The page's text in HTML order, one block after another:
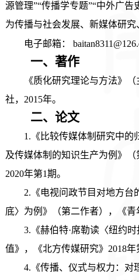
源管理”“传播学专题”“中外广告
为传播与社会发展、新媒体研究
电子邮箱： baitan
一、著作
《质化研究理论与方法》（
社， 2015年。
二、论文
1.《比较传媒体制研究中
及传媒体制的知识生产为例》（
2020年第1期。
2.《电视问政节目对地方
底〉为例》（第二作者），《青
3.《赫伯特·席勒读〈纽约
值》，《北方传媒研究》2018年
4.《传播、仪式与权力：对